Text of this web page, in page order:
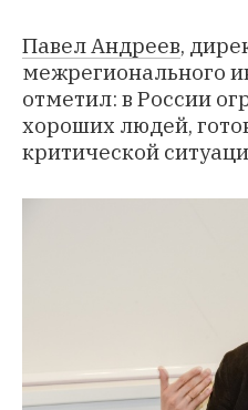
Павел Андреев,
межрегионального
отметил: в России
хороших людей,
критической